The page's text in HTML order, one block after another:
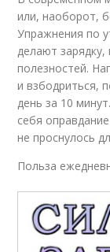
или, наоборот,
Упражнения по
делают зарядку,
полезностей.
и взбодриться,
день за 10
себя
не проснулось
Польза